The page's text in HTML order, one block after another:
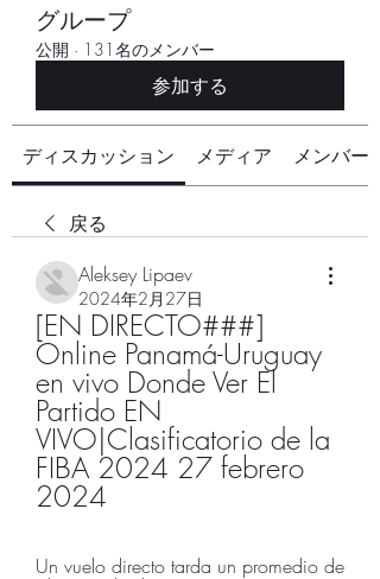
グループ
公開 · 131名のメンバー
参加する
ディスカッション メディア メンバー
戻る
Aleksey Lipaev
2024年2月27日
[EN DIRECTO###]
Online Panamá-Uruguay
en vivo Donde Ver El
Partido EN
VIVO|Clasificatorio de la
FIBA 2024 27 febrero
2024
Un vuelo directo tarda un promedio de